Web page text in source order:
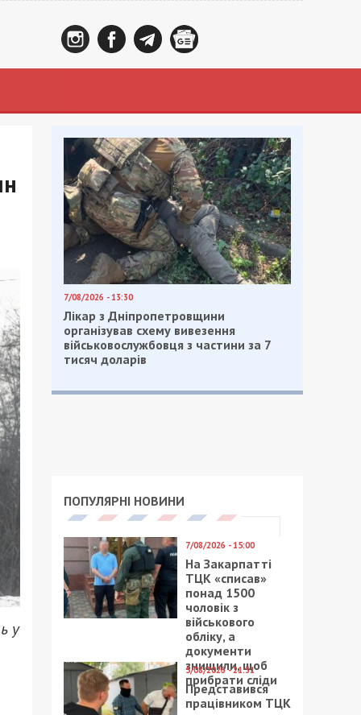
у
7/08/2026 - 13:30
Лікар з Дніпропетровщини
організував схему вивезення
військовослужбовця з частини за 7
тисяч доларів
ПОПУЛЯРНІ НОВИНИ
7/08/2026 - 15:00
На Закарпатті
ТЦК «списав»
понад 1500
чоловік з
військового
обліку, а
документи
знищили, щоб
прибрати сліди
5/08/2026 - 21:31
Представився
працівником ТЦК